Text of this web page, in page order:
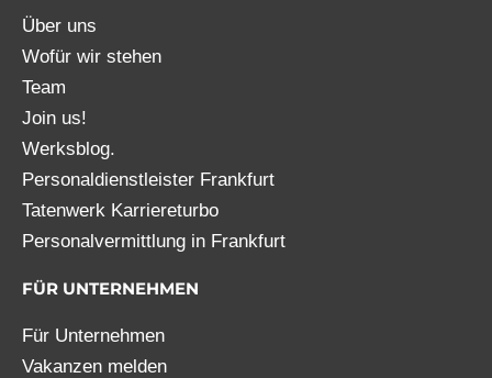
Über uns
Wofür wir stehen
Team
Join us!
Werksblog.
Personaldienstleister Frankfurt
Tatenwerk Karriereturbo
Personalvermittlung in Frankfurt
FÜR UNTERNEHMEN
Für Unternehmen
Vakanzen melden